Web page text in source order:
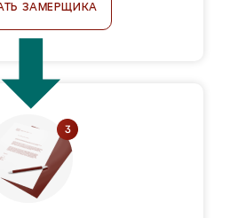
ЗАМЕРЩИКА